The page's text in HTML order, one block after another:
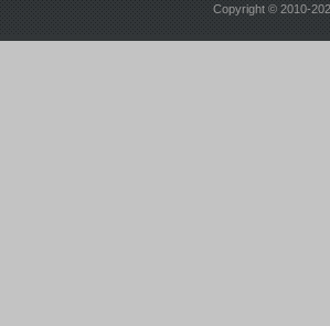
Copyright © 2010-